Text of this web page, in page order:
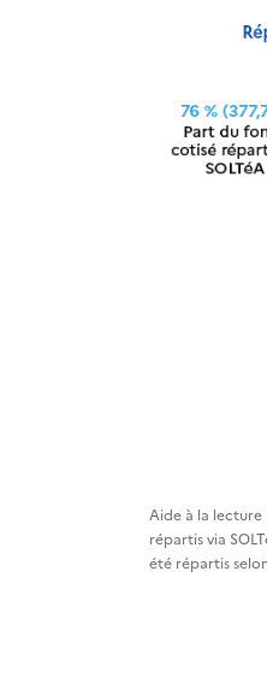
Aide à la lecture
répartis via
été répartis